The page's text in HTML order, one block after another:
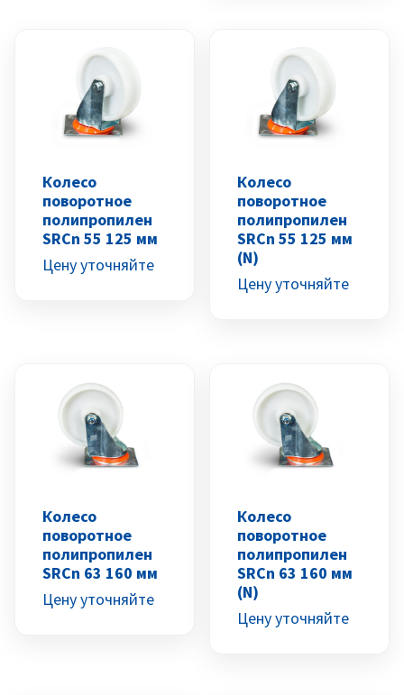
Колесо
поворотное
полипропилен
SRCn 55 125 мм
Цену уточняйте
Колесо
поворотное
полипропилен
SRCn 55 125 мм
(N)
Цену уточняйте
Колесо
поворотное
полипропилен
SRCn 63 160 мм
Цену уточняйте
Колесо
поворотное
полипропилен
SRCn 63 160 мм
(N)
Цену уточняйте